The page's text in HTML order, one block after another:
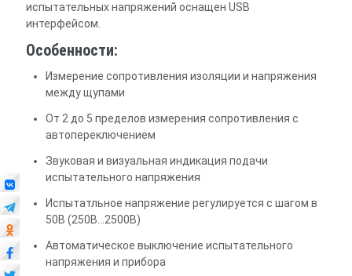
испытательных напряжений оснащен USB
интерфейсом.
Особенности:
Измерение сопротивления изоляции и напряжения
между щупами
От 2 до 5 пределов измерения сопротивления с
автопереключением
Звуковая и визуальная индикация подачи
испытательного напряжения
Испытатльное напряжение регулируется с шагом в
50В (250В…2500В)
Автоматическое выключение испытательного
напряжения и прибора